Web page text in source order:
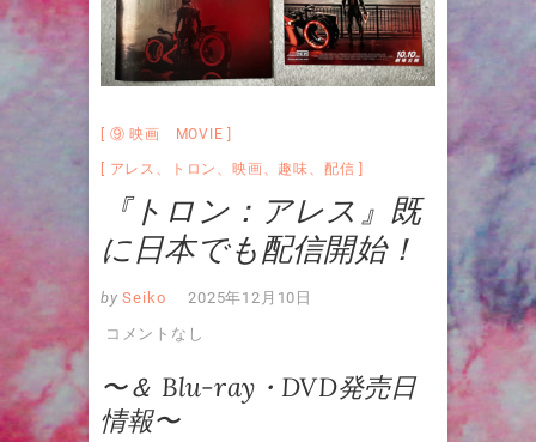
⑨ 映画 MOVIE
アレス トロン 、映画 趣味 配信
『トロン：アレス』既
に日本でも配信開始！
by Seiko
2025年12月10日
コメントなし
〜＆ Blu-ray・DVD発売日
情報〜